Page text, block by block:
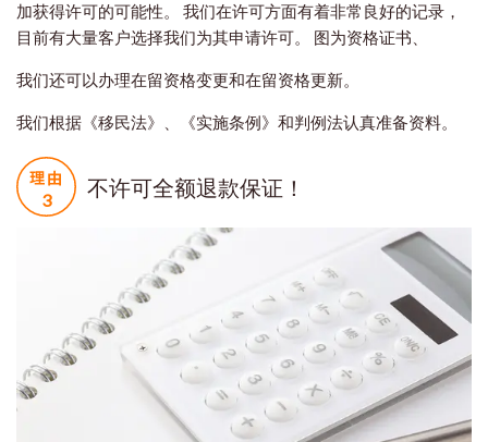
加获得许可的可能性。 我们在许可方面有着非常良好的记录，
目前有大量客户选择我们为其申请许可。 图为资格证书、
我们还可以办理在留资格变更和在留资格更新。
我们根据《移民法》、《实施条例》和判例法认真准备资料。
不许可全额退款保证！